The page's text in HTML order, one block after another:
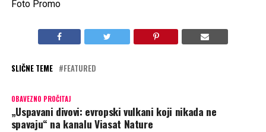
Foto Promo
SLIČNE TEME FEATURED
OBAVEZNO PROČITAJ
„Uspavani divovi: evropski vulkani koji nikada ne
spavaju“ na kanalu Viasat Nature